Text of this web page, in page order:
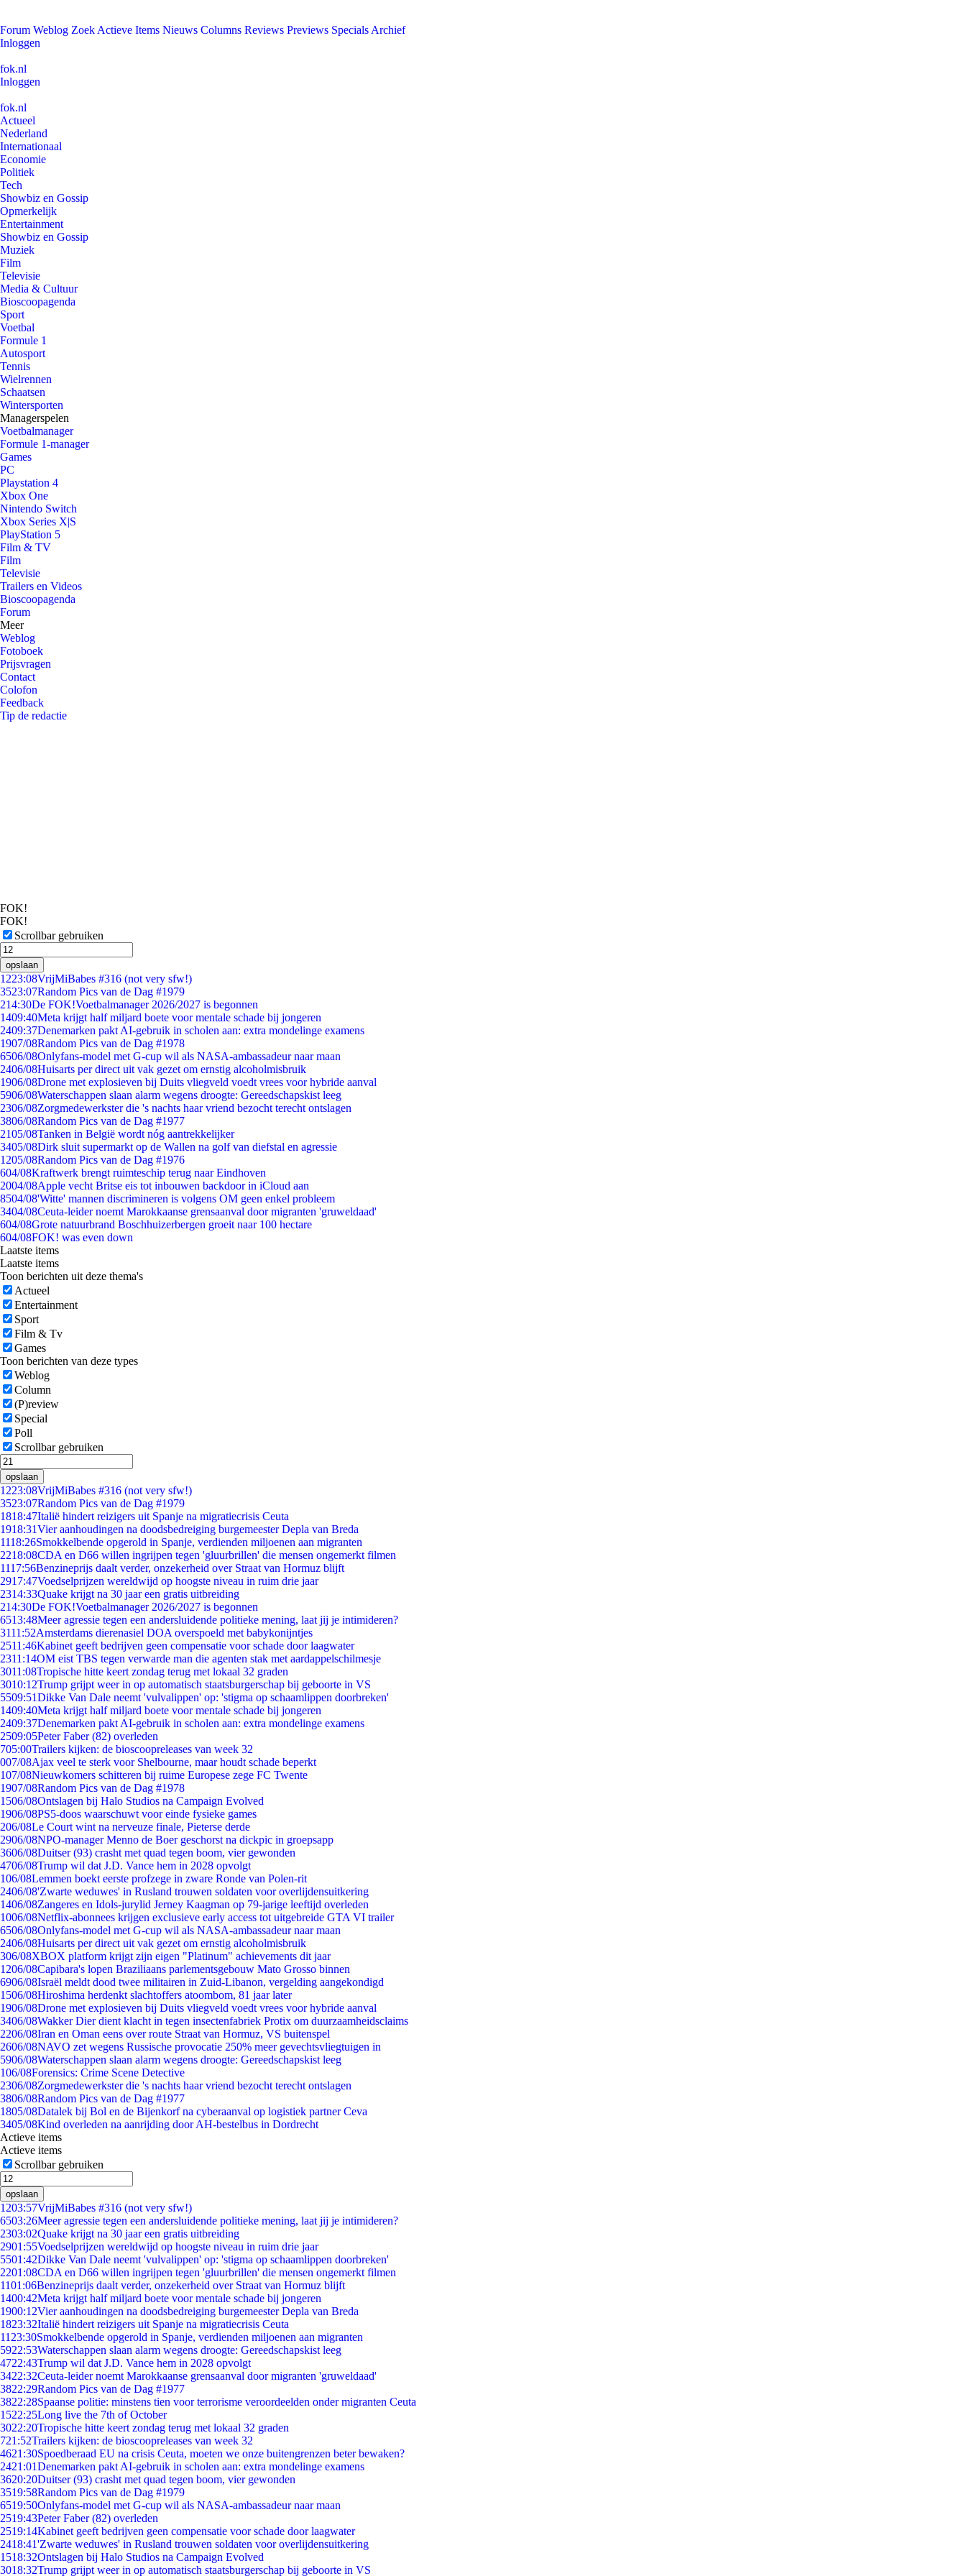
Forum Weblog Zoek Actieve Items Nieuws Columns Reviews Previews Specials Archief
Inloggen
fok.nl
Inloggen
fok.nl
Actueel
Nederland
Internationaal
Economie
Politiek
Tech
Showbiz en Gossip
Opmerkelijk
Entertainment
Showbiz en Gossip
Muziek
Film
Televisie
Media & Cultuur
Bioscoopagenda
Sport
Voetbal
Formule 1
Autosport
Tennis
Wielrennen
Schaatsen
Wintersporten
Managerspelen
Voetbalmanager
Formule 1-manager
Games
PC
Playstation 4
Xbox One
Nintendo Switch
Xbox Series X|S
PlayStation 5
Film & TV
Film
Televisie
Trailers en Videos
Bioscoopagenda
Forum
Meer
Weblog
Fotoboek
Prijsvragen
Contact
Colofon
Feedback
Tip de redactie
FOK!
FOK!
Scrollbar gebruiken
opslaan
1223:08VrijMiBabes #316 (not very sfw!)
3523:07Random Pics van de Dag #1979
214:30De FOK!Voetbalmanager 2026/2027 is begonnen
1409:40Meta krijgt half miljard boete voor mentale schade bij jongeren
2409:37Denemarken pakt AI-gebruik in scholen aan: extra mondelinge examens
1907/08Random Pics van de Dag #1978
6506/08Onlyfans-model met G-cup wil als NASA-ambassadeur naar maan
2406/08Huisarts per direct uit vak gezet om ernstig alcoholmisbruik
1906/08Drone met explosieven bij Duits vliegveld voedt vrees voor hybride aanval
5906/08Waterschappen slaan alarm wegens droogte: Gereedschapskist leeg
2306/08Zorgmedewerkster die 's nachts haar vriend bezocht terecht ontslagen
3806/08Random Pics van de Dag #1977
2105/08Tanken in België wordt nóg aantrekkelijker
3405/08Dirk sluit supermarkt op de Wallen na golf van diefstal en agressie
1205/08Random Pics van de Dag #1976
604/08Kraftwerk brengt ruimteschip terug naar Eindhoven
2004/08Apple vecht Britse eis tot inbouwen backdoor in iCloud aan
8504/08'Witte' mannen discrimineren is volgens OM geen enkel probleem
3404/08Ceuta-leider noemt Marokkaanse grensaanval door migranten 'gruweldaad'
604/08Grote natuurbrand Boschhuizerbergen groeit naar 100 hectare
604/08FOK! was even down
Laatste items
Laatste items
Toon berichten uit deze thema's
Actueel
Entertainment
Sport
Film & Tv
Games
Toon berichten van deze types
Weblog
Column
(P)review
Special
Poll
Scrollbar gebruiken
opslaan
1223:08VrijMiBabes #316 (not very sfw!)
3523:07Random Pics van de Dag #1979
1818:47Italië hindert reizigers uit Spanje na migratiecrisis Ceuta
1918:31Vier aanhoudingen na doodsbedreiging burgemeester Depla van Breda
1118:26Smokkelbende opgerold in Spanje, verdienden miljoenen aan migranten
2218:08CDA en D66 willen ingrijpen tegen 'gluurbrillen' die mensen ongemerkt filmen
1117:56Benzineprijs daalt verder, onzekerheid over Straat van Hormuz blijft
2917:47Voedselprijzen wereldwijd op hoogste niveau in ruim drie jaar
2314:33Quake krijgt na 30 jaar een gratis uitbreiding
214:30De FOK!Voetbalmanager 2026/2027 is begonnen
6513:48Meer agressie tegen een andersluidende politieke mening, laat jij je intimideren?
3111:52Amsterdams dierenasiel DOA overspoeld met babykonijntjes
2511:46Kabinet geeft bedrijven geen compensatie voor schade door laagwater
2311:14OM eist TBS tegen verwarde man die agenten stak met aardappelschilmesje
3011:08Tropische hitte keert zondag terug met lokaal 32 graden
3010:12Trump grijpt weer in op automatisch staatsburgerschap bij geboorte in VS
5509:51Dikke Van Dale neemt 'vulvalippen' op: 'stigma op schaamlippen doorbreken'
1409:40Meta krijgt half miljard boete voor mentale schade bij jongeren
2409:37Denemarken pakt AI-gebruik in scholen aan: extra mondelinge examens
2509:05Peter Faber (82) overleden
705:00Trailers kijken: de bioscoopreleases van week 32
007/08Ajax veel te sterk voor Shelbourne, maar houdt schade beperkt
107/08Nieuwkomers schitteren bij ruime Europese zege FC Twente
1907/08Random Pics van de Dag #1978
1506/08Ontslagen bij Halo Studios na Campaign Evolved
1906/08PS5-doos waarschuwt voor einde fysieke games
206/08Le Court wint na nerveuze finale, Pieterse derde
2906/08NPO-manager Menno de Boer geschorst na dickpic in groepsapp
3606/08Duitser (93) crasht met quad tegen boom, vier gewonden
4706/08Trump wil dat J.D. Vance hem in 2028 opvolgt
106/08Lemmen boekt eerste profzege in zware Ronde van Polen-rit
2406/08'Zwarte weduwes' in Rusland trouwen soldaten voor overlijdensuitkering
1406/08Zangeres en Idols-jurylid Jerney Kaagman op 79-jarige leeftijd overleden
1006/08Netflix-abonnees krijgen exclusieve early access tot uitgebreide GTA VI trailer
6506/08Onlyfans-model met G-cup wil als NASA-ambassadeur naar maan
2406/08Huisarts per direct uit vak gezet om ernstig alcoholmisbruik
306/08XBOX platform krijgt zijn eigen "Platinum" achievements dit jaar
1206/08Capibara's lopen Braziliaans parlementsgebouw Mato Grosso binnen
6906/08Israël meldt dood twee militairen in Zuid-Libanon, vergelding aangekondigd
1506/08Hiroshima herdenkt slachtoffers atoombom, 81 jaar later
1906/08Drone met explosieven bij Duits vliegveld voedt vrees voor hybride aanval
3406/08Wakker Dier dient klacht in tegen insectenfabriek Protix om duurzaamheidsclaims
2206/08Iran en Oman eens over route Straat van Hormuz, VS buitenspel
2606/08NAVO zet wegens Russische provocatie 250% meer gevechtsvliegtuigen in
5906/08Waterschappen slaan alarm wegens droogte: Gereedschapskist leeg
106/08Forensics: Crime Scene Detective
2306/08Zorgmedewerkster die 's nachts haar vriend bezocht terecht ontslagen
3806/08Random Pics van de Dag #1977
1805/08Datalek bij Bol en de Bijenkorf na cyberaanval op logistiek partner Ceva
3405/08Kind overleden na aanrijding door AH-bestelbus in Dordrecht
Actieve items
Actieve items
Scrollbar gebruiken
opslaan
1203:57VrijMiBabes #316 (not very sfw!)
6503:26Meer agressie tegen een andersluidende politieke mening, laat jij je intimideren?
2303:02Quake krijgt na 30 jaar een gratis uitbreiding
2901:55Voedselprijzen wereldwijd op hoogste niveau in ruim drie jaar
5501:42Dikke Van Dale neemt 'vulvalippen' op: 'stigma op schaamlippen doorbreken'
2201:08CDA en D66 willen ingrijpen tegen 'gluurbrillen' die mensen ongemerkt filmen
1101:06Benzineprijs daalt verder, onzekerheid over Straat van Hormuz blijft
1400:42Meta krijgt half miljard boete voor mentale schade bij jongeren
1900:12Vier aanhoudingen na doodsbedreiging burgemeester Depla van Breda
1823:32Italië hindert reizigers uit Spanje na migratiecrisis Ceuta
11 23:30Smokkelbende opgerold in Spanje, verdienden miljoenen aan migranten
5922:53Waterschappen slaan alarm wegens droogte: Gereedschapskist leeg
4722:43Trump wil dat J.D. Vance hem in 2028 opvolgt
3422:32Ceuta-leider noemt Marokkaanse grensaanval door migranten 'gruweldaad'
3822:29Random Pics van de Dag #1977
3822:28Spaanse politie: minstens tien voor terrorisme veroordeelden onder migranten Ceuta
1522:25Long live the 7th of October
3022:20Tropische hitte keert zondag terug met lokaal 32 graden
721:52Trailers kijken: de bioscoopreleases van week 32
4621:30Spoedberaad EU na crisis Ceuta, moeten we onze buitengrenzen beter bewaken?
2421:01Denemarken pakt AI-gebruik in scholen aan: extra mondelinge examens
3620:20Duitser (93) crasht met quad tegen boom, vier gewonden
3519:58Random Pics van de Dag #1979
6519:50Onlyfans-model met G-cup wil als NASA-ambassadeur naar maan
2519:43Peter Faber (82) overleden
2519:14Kabinet geeft bedrijven geen compensatie voor schade door laagwater
2418:41'Zwarte weduwes' in Rusland trouwen soldaten voor overlijdensuitkering
1518:32Ontslagen bij Halo Studios na Campaign Evolved
3018:32Trump grijpt weer in op automatisch staatsburgerschap bij geboorte in VS